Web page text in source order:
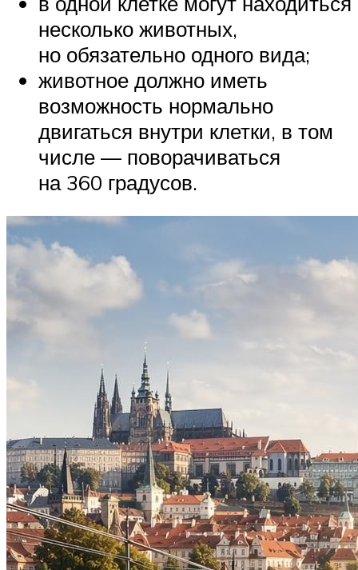
несколько животных,
но обязательно одного вида;
животное должно иметь
возможность нормально
двигаться внутри клетки, в том
числе — поворачиваться
на 360 градусов.